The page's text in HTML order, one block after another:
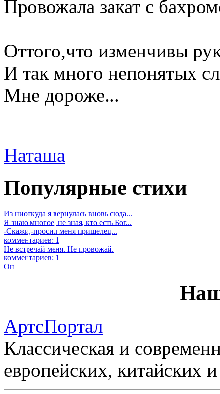
Провожала закат с
Оттого,что изменчивы
И так много непонятых
Мне дороже...
Наташа
Популярные стихи
Из ниоткуда я вернулась вновь сюда...
Я знаю многое, не зная, кто есть Бог...
-Скажи,-просил меня пришелец...
комментариев: 1
Не встречай меня. Не провожай.
комментариев: 1
Он
АртсПортал
Классическая и
европейских, китайских